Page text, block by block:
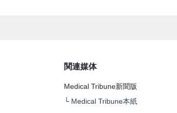
関連媒体
Medical Tribune新聞版
└ Medical Tribune本紙